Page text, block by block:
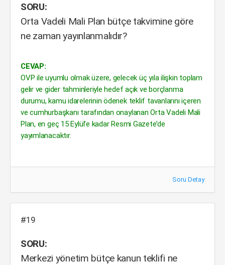
SORU:
Orta Vadeli Mali Plan bütçe takvimine göre
ne zaman yayınlanmalıdır?
CEVAP:
OVP ile uyumlu olmak üzere, gelecek üç yıla ilişkin toplam
gelir ve gider tahminleriyle hedef açık ve borçlanma
durumu, kamu idarelerinin ödenek teklif tavanlarını içeren
ve cumhurbaşkanı tarafından onaylanan Orta Vadeli Mali
Plan, en geç 15 Eylül’e kadar Resmi Gazete’de
yayımlanacaktır.
Soru Detay
#19
SORU:
Merkezi yönetim bütçe kanun teklifi ne